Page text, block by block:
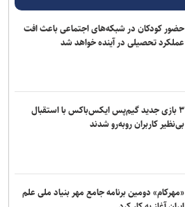
حضور کودکان در شبکه‌های اجتماعی باعث افت
عملکرد تحصیلی در آینده خواهد شد
۳ بازی جدید گیم‌پس ایکس‌باکس با استقبال
بی‌نظیر کاربران روبه‌رو شدند
«مهرکام» دومین برنامه جامع مهر بنیاد ملی علم